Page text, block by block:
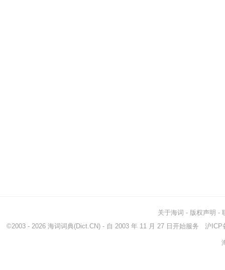
关于海词 - 版权声明 -
©2003 - 2026 海词词典(Dict.CN) - 自 2003 年 11 月 27 日开始服务 沪ICP